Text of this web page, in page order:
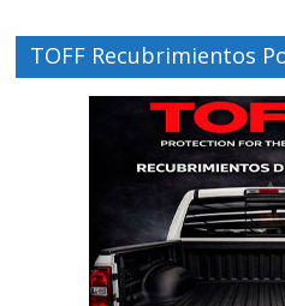
TOFF Recubrimientos